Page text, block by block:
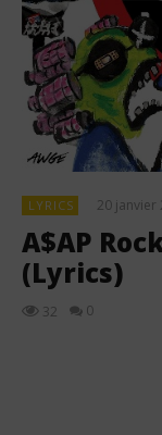
LYRICS 20 janvier
A$AP
(Lyrics)
32 0